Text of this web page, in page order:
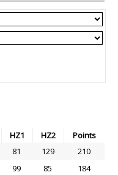
HZ1 HZ2
Points
81 129
210
99 85
184